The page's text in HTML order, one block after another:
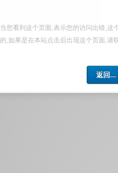
当您看到这个页面,表示您的访问出错,这
的,如果是在本站点击后出现这个页面,请
返回...